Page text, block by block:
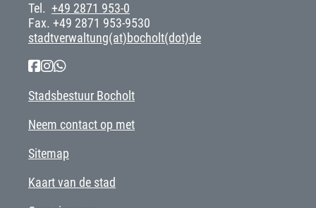
Tel. +49 2871 953-0
Fax. +49 2871 953-9530
stadtverwaltung(at)bocholt(dot)de
Stadsbestuur Bocholt
Neem contact op met
Sitemap
Kaart van de stad